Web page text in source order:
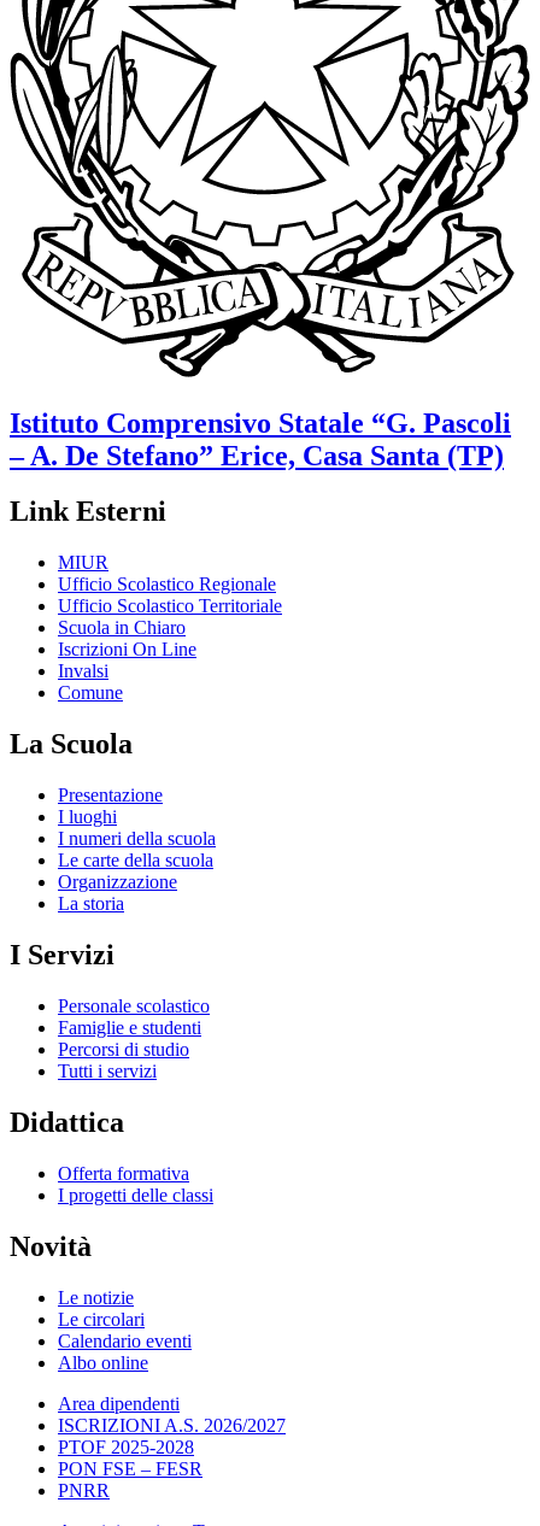
Istituto Comprensivo Statale “G. Pascoli
– A. De Stefano” Erice, Casa Santa (TP)
Link Esterni
MIUR
Ufficio Scolastico Regionale
Ufficio Scolastico Territoriale
Scuola in Chiaro
Iscrizioni On Line
Invalsi
Comune
La Scuola
Presentazione
I luoghi
I numeri della scuola
Le carte della scuola
Organizzazione
La storia
I Servizi
Personale scolastico
Famiglie e studenti
Percorsi di studio
Tutti i servizi
Didattica
Offerta formativa
I progetti delle classi
Novità
Le notizie
Le circolari
Calendario eventi
Albo online
Area dipendenti
ISCRIZIONI A.S. 2026/2027
PTOF 2025-2028
PON FSE – FESR
PNRR